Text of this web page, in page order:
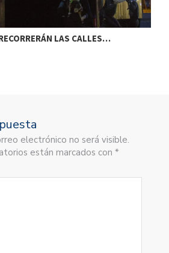
LAS CALLES…
electrónico no será visible.
están marcados con *